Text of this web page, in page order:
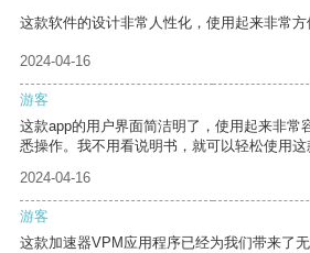
这款软件的设计非常人性化，使用起来非常方
2024-04-16
游客
这款app的用户界面简洁明了，使用起来非常
悉操作。我不用看说明书，就可以轻松使用这
2024-04-16
游客
这款加速器VPM应用程序已经为我们带来了